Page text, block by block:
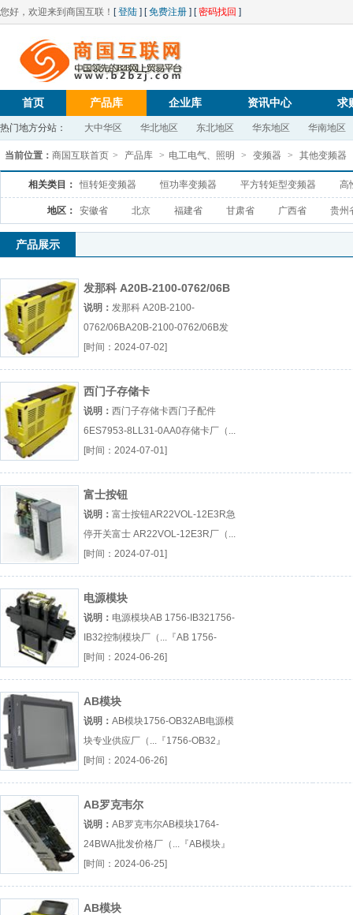
您好，欢迎来到商国互联！ [登陆 ] [免费注册 ] [密码找回 ]
首页 产品库 企业库 资讯中心 求
热门地方分站： 大中华区 华北地区 东北地区 华东地区 华南地区
当前位置： 商国互联首页 > 产品库 > 电工电气、照明 > 变频器 > 其他变频器
相关类目： 恒转矩变频器 恒功率变频器 平方转矩型变频器 高
地区： 安徽省 北京 福建省 甘肃省 广西省 贵州
产品展示
发那科 A20B-2100-0762/06B
说明： 发那科 A20B-2100-
0762/06BA20B-2100-0762/06B发
那科板卡专业供应厂（...『A20B-
2100-0762/06B』
[时间：2024-07-02]
西门子存储卡
说明： 西门子存储卡西门子配件
6ES7953-8LL31-0AA0存储卡厂（...
『西门子配件』
[时间：2024-07-01]
富士按钮
说明： 富士按钮AR22VOL-12E3R急
停开关富士 AR22VOL-12E3R厂（...
『AR22VOL-12E3R』
[时间：2024-07-01]
电源模块
说明： 电源模块AB 1756-IB321756-
IB32控制模块厂（...『AB 1756-
IB32』
[时间：2024-06-26]
AB模块
说明： AB模块1756-OB32AB电源模
块专业供应厂（...『1756-OB32』
[时间：2024-06-26]
AB罗克韦尔
说明： AB罗克韦尔AB模块1764-
24BWA批发价格厂（...『AB模块』
[时间：2024-06-25]
AB模块